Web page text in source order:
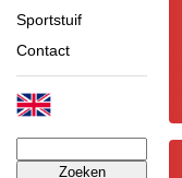
Sportstuif
Contact
naar: